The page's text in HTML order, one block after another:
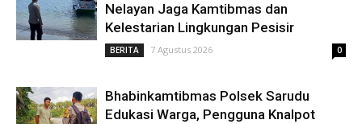
Nelayan Jaga Kamtibmas dan
Kelestarian Lingkungan Pesisir
BERITA 7 Agustus 2026 0
Bhabinkamtibmas Polsek Sarudu
Edukasi Warga, Pengguna Knalpot